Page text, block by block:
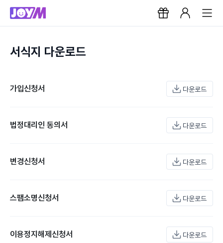
서식지 다운로드
가입신청서 다운로드
법정대리인 동의서 다운로드
변경신청서 다운로드
스팸소명신청서 다운로드
이용정지해제신청서 다운로드